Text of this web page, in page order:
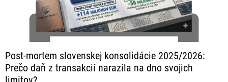
Post-mortem slovenskej konsolidácie 2025/2026:
Prečo daň z transakcií narazila na dno svojich